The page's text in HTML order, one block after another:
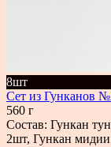
8шт
Сет из Гунканов
560 г
Состав: Гункан
2шт, Гункан